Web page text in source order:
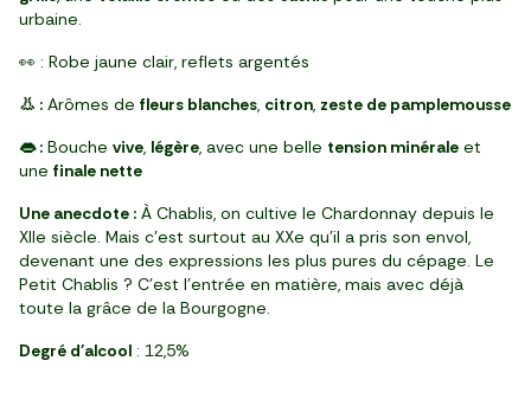
urbaine.
👀 : Robe jaune clair, reflets argentés
👃 : Arômes de fleurs blanches, citron, zeste de pamplemousse
👄 : Bouche vive, légère, avec une belle tension minérale et
une finale nette
Une anecdote : À Chablis, on cultive le Chardonnay depuis le
XIIe siècle. Mais c’est surtout au XXe qu’il a pris son envol,
devenant une des expressions les plus pures du cépage. Le
Petit Chablis ? C’est l’entrée en matière, mais avec déjà
toute la grâce de la Bourgogne.
Degré d'alcool : 12,5%